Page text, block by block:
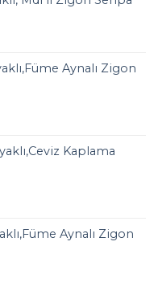
Aynalı Zigon
Kaplama
Aynalı Zigon